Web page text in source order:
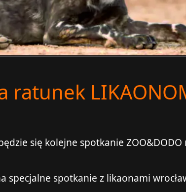
ratunek
się kolejne spotkanie
specjalne spotkanie z likaonami